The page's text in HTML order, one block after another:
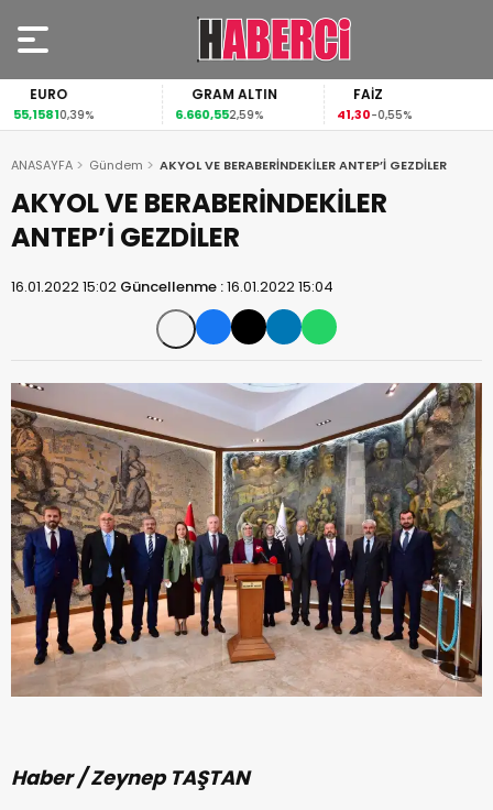
EURO
55,15810,39%
GRAM ALTIN
6.660,552,59%
FAİZ
41,30-0,55%
ANASAYFA Gündem AKYOL VE BERABERİNDEKİLER ANTEP’İ GEZDİLER
AKYOL VE BERABERİNDEKİLER
ANTEP’İ GEZDİLER
16.01.2022 15:02 Güncellenme :16.01.2022 15:04
Haber / Zeynep TAŞTAN